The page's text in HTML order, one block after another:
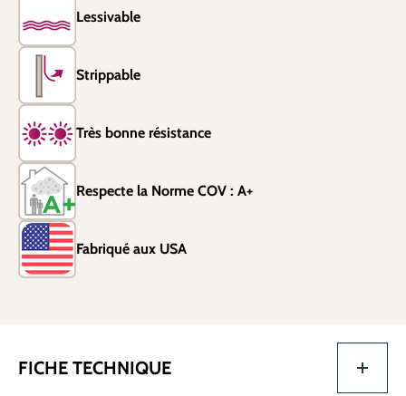
Lessivable
Strippable
Très bonne résistance
Respecte la Norme COV : A+
Fabriqué aux USA
FICHE TECHNIQUE